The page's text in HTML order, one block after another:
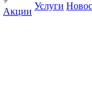
Акции
Услуги